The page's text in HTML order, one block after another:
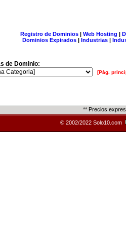
Registro de Dominios| Web Hosting |
Dominios Expirados | Industrias |
de Dominio:
[Pág.
** Precios
© 2002/2022 Solo10.com